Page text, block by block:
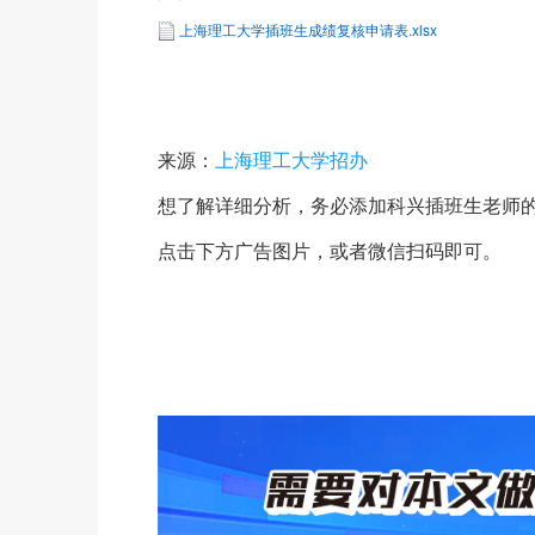
上海理工大学插班生成绩复核申请表.xlsx
来源： 上海理工大学招办
想了解详细分析，务必添加科兴插班生老师
点击下方广告图片，或者微信扫码即可。